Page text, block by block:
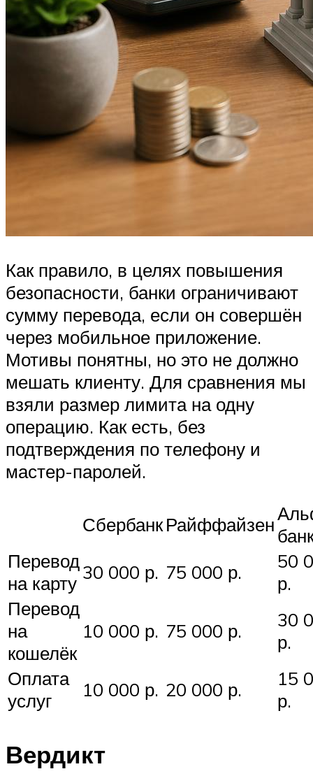
Как правило, в целях повышения
безопасности, банки ограничивают
сумму перевода, если он совершён
через мобильное приложение.
Мотивы понятны, но это не должно
мешать клиенту. Для сравнения мы
взяли размер лимита на одну
операцию. Как есть, без
подтверждения по телефону и
мастер-паролей.
СбербанкРайффайзен
Перевод
на карту 30 000 р. 75 000 р.
50
р.
Перевод
на
кошелёк
10 000 р. 75 000 р.
30
р.
Оплата
услуг
10 000 р. 20 000 р.
15
р.
Вердикт